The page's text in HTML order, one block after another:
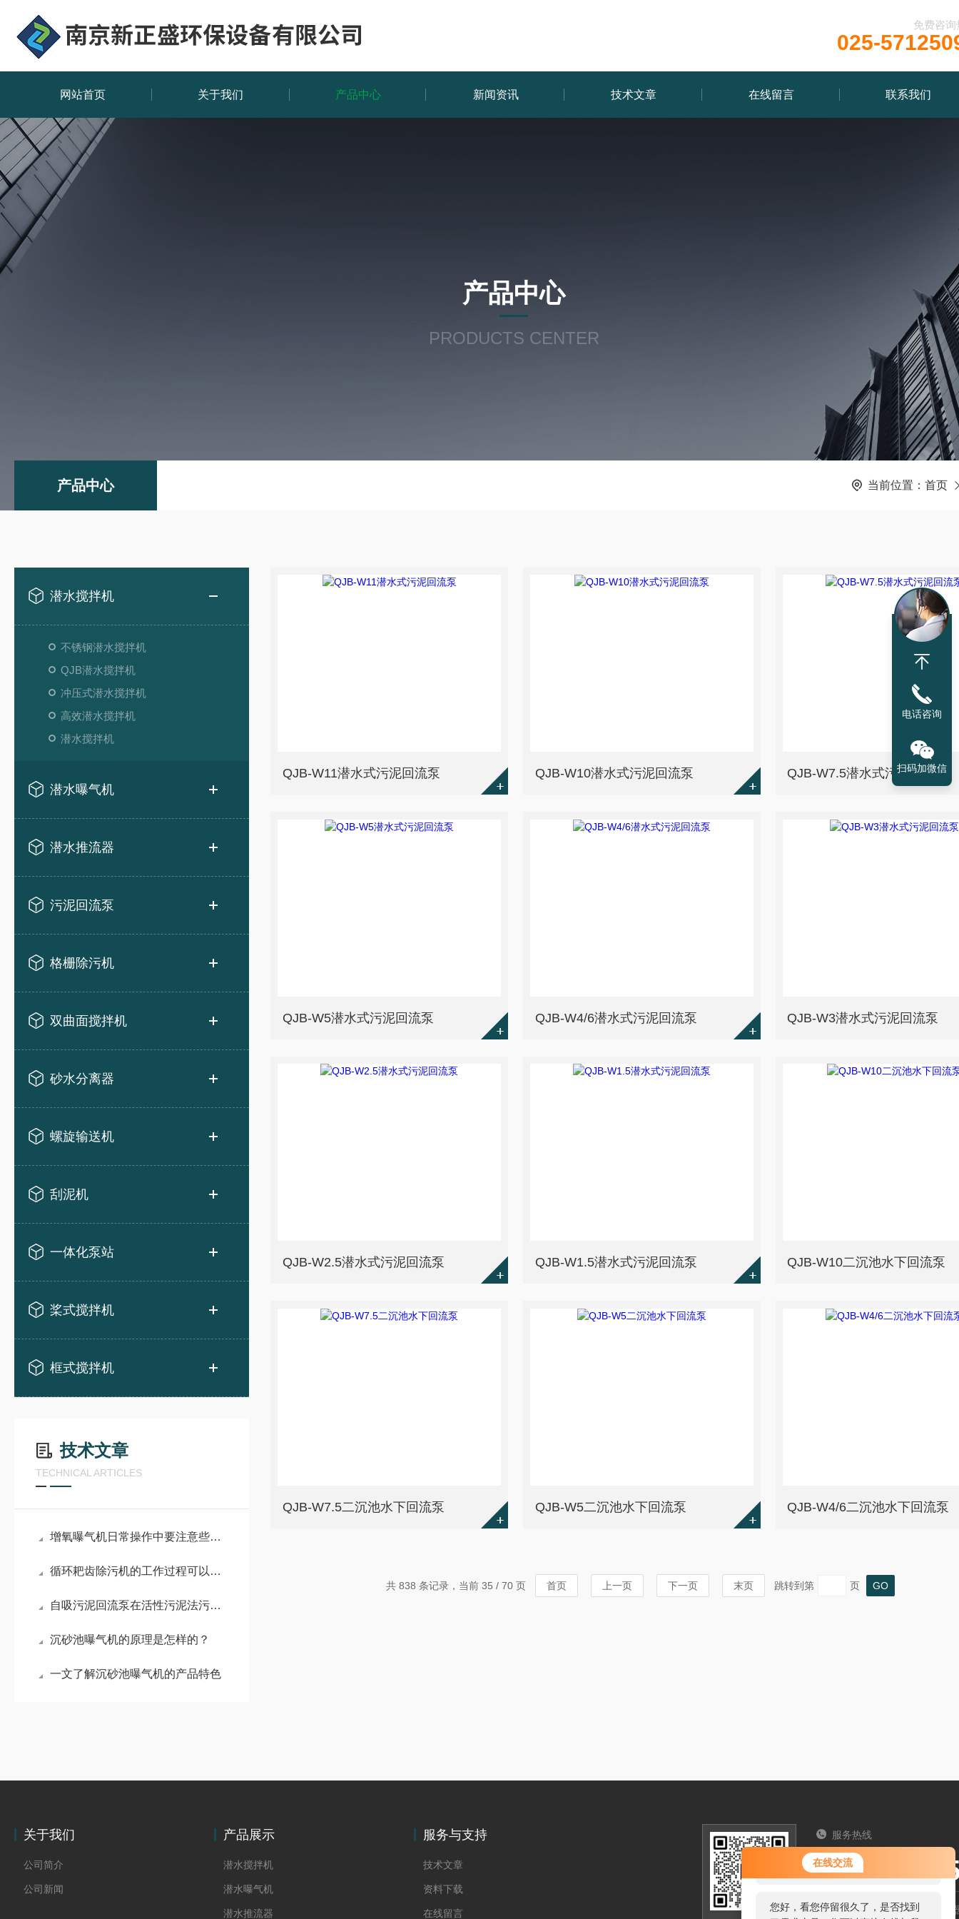
在线交流
您好！欢迎前来咨询，很高兴为您
服务，请问您要咨询什么问题呢？
您好，看您停留很久了，是否找到
免费咨询
025-
网站首页 关于我们 产品中心 新闻资讯 技术文章 在线留言 联系我们
产品中心
PRODUCTS CENTER
产品中心 当前位置： 首页
潜水搅拌机
不锈钢潜水搅拌机
QJB潜水搅拌机
冲压式潜水搅拌机
高效潜水搅拌机
潜水搅拌机
潜水曝气机
潜水推流器
污泥回流泵
格栅除污机
双曲面搅拌机
砂水分离器
螺旋输送机
刮泥机
一体化泵站
桨式搅拌机
框式搅拌机
技术文章
TECHNICAL ARTICLES
增氧曝气机日常操作中要注意些什么事项？
循环耙齿除污机的工作过程可以概括为：拦截、提升和卸料
自吸污泥回流泵在活性污泥法污水处理工艺中的作用
沉砂池曝气机的原理是怎样的？
一文了解沉砂池曝气机的产品特色
QJB-W11潜水式污泥回流泵 QJB-W10潜水式污泥回流泵 QJB-W7.5潜水式污泥回流泵
QJB-W5潜水式污泥回流泵 QJB-W4/6潜水式污泥回流泵 QJB-W3潜水式污泥回流泵
QJB-W2.5潜水式污泥回流泵 QJB-W1.5潜水式污泥回流泵 QJB-W10二沉池水下回流泵
QJB-W7.5二沉池水下回流泵 QJB-W5二沉池水下回流泵 QJB-W4/6二沉池水下回流泵
共 838 条记录，当前 35 / 70 页 首页 上一页 下一页 末页 跳转到第 页
关于我们
公司简介
公司新闻
产品展示
潜水搅拌机
潜水曝气机
潜水推流器
服务与支持
技术文章
资料下载
在线留言
服务热线
025-
南京市六合区吴郑组恒源电
电话咨询
扫码加微信